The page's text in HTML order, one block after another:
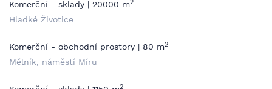
Komerční - sklady | 20000 m2
Hladké Životice
Komerční - obchodní prostory | 80 m2
Mělník, náměstí Míru
2